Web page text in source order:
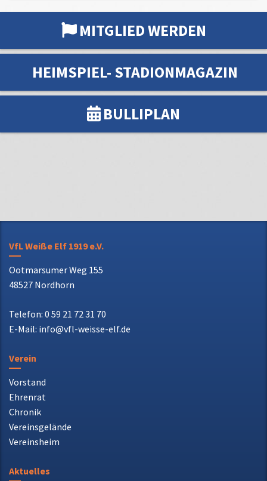
HEIMSPIEL- STADIONMAGAZIN
BULLIPLAN
VfL Weiße Elf 1919 e.V.
Ootmarsumer Weg 155
48527 Nordhorn
Telefon: 0 59 21 72 31 70
Verein
Vorstand
Ehrenrat
Chronik
Vereinsgelände
Vereinsheim
Aktuelles
Facebook